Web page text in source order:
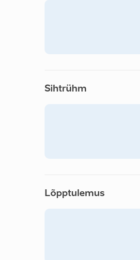
Sihtrühm
Lõpptulemus